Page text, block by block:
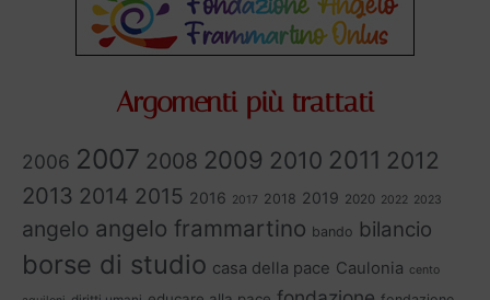
Argomenti più trattati
2006 2007 2008 2009 2010 2011 2012
2013 2014 2015 2016 2017 2018 2019 2020 2022 2023
angelo angelo frammartino bando bilancio
borse di studio casa della pace Caulonia cento